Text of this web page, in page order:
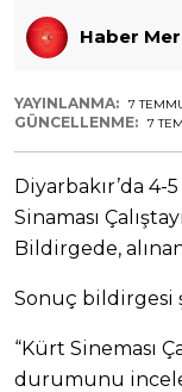
Haber
YAYINLANMA: 7
GÜNCELLENME: 7
Diyarbakır’da
Sinaması
Bildirgede,
Sonuç bildirgesi
“Kürt Sineması
durumunu